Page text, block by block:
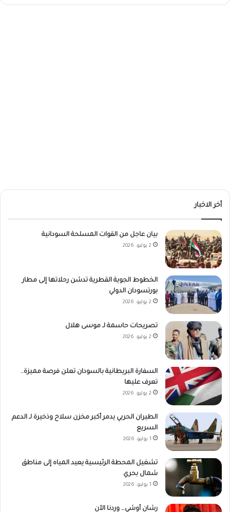
أخر الاخبار
بيان عاجل من القوات المسلحة السودانية
2 يوليو، 2026
الخطوط الجوية القطرية تدشن رحلاتها إلى مطار
بورتسودان الدولي
2 يوليو، 2026
تصريحات حاسمة لـ موسى هلال
2 يوليو، 2026
السفارة البريطانية بالسودان تعلن فرصة مميزة..
تعرف عليها
2 يوليو، 2026
الطيران الحربي يدمر أكبر مخزن سلاح وذخيرة لـ الدعم
السريع
1 يوليو، 2026
تشغيل المحطة الرئيسية يعيد المياه إلى مناطق
شمال بحري
1 يوليو، 2026
رشان أوشي… وردنا الآن